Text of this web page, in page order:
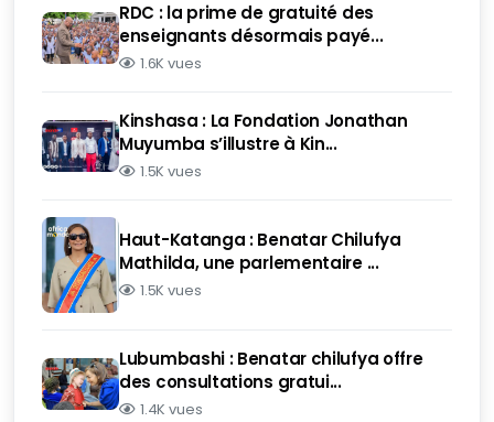
RDC : la prime de gratuité des
enseignants désormais payé...
1.6K vues
Kinshasa : La Fondation Jonathan
Muyumba s’illustre à Kin...
1.5K vues
Haut-Katanga : Benatar Chilufya
Mathilda, une parlementaire ...
1.5K vues
Lubumbashi : Benatar chilufya offre
des consultations gratui...
1.4K vues